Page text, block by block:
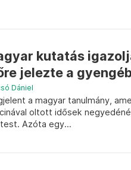
kutatás
jelezte a
Dániel
a magyar tanulmány,
oltott idősek
Azóta egy...